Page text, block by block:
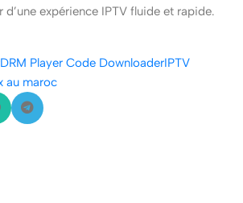
expérience IPTV fluide et rapide.
DRM Player Code DownloaderIPTV
au maroc